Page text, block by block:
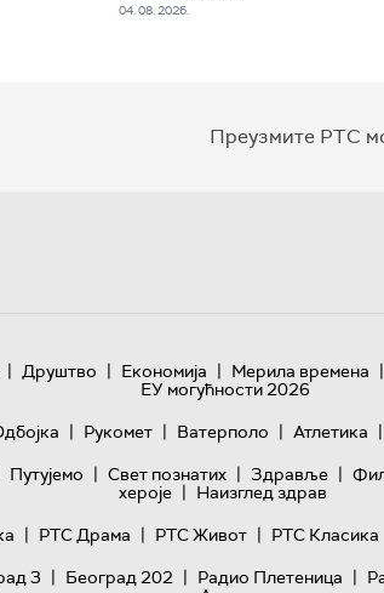
04. 08. 2026.
Преузмите РТС
| Друштво | Економија | Мерила времена |
ЕУ могућности 2026
| Рукомет | Ватерполо | Атлетика |
Путујемо | Свет познатих | Здравље |
хероје | Наизглед здрав
| РТС Драма | РТС Живот | РТС Класика
3 | Београд 202 | Радио Плетеница |